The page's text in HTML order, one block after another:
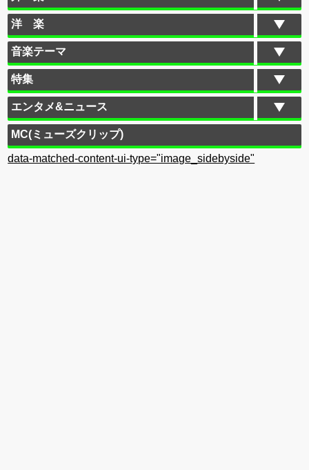
洋 楽
音楽テーマ
特集
エンタメ&ニュース
MC(ミューズクリップ)
data-matched-content-ui-type="image_sidebyside"